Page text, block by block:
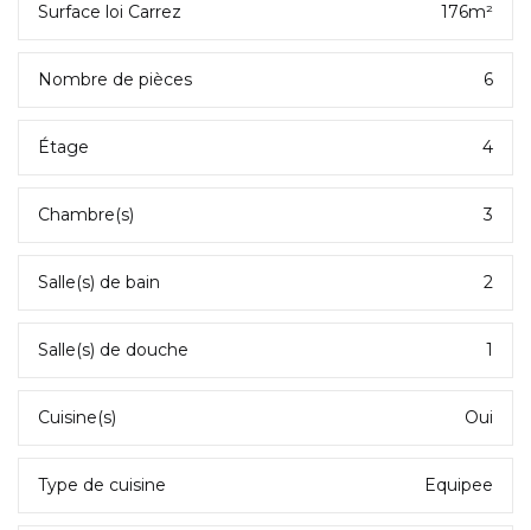
Surface loi Carrez 176m²
Nombre de pièces 6
Étage 4
Chambre(s) 3
Salle(s) de bain 2
Salle(s) de douche 1
Cuisine(s) Oui
Type de cuisine Equipee